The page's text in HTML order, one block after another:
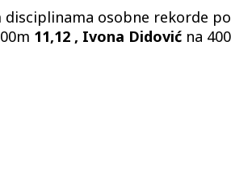
disciplinama osobne rekorde
11,12 , Ivona Didović na